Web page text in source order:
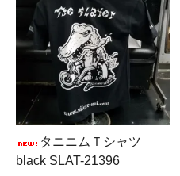
タニニムＴシャツ
black SLAT-21396